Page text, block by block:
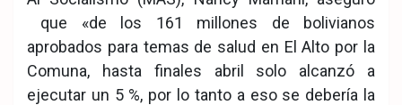
ook
pp
que «de los 161 millones de bolivianos
aprobados para temas de salud en El Alto por la
Comuna, hasta finales abril solo alcanzó a
ejecutar un 5 %, por lo tanto a eso se debería la